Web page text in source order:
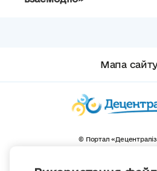
Мапа
© Портал
та територіальної